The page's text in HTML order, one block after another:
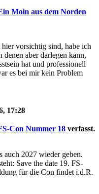
Moin aus dem Norden
vorsichtig sind, habe ich
denen aber darlegen kann,
hat und professionell
es bei mir kein Problem
17:28
Con Nummer 18 verfasst.
auch 2027 wieder geben.
Save the date 19. FS-
für die Con findet i.d.R.